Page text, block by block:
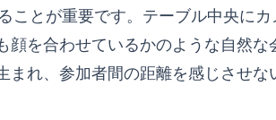
とが重要です。テーブル中央にカ
を合わせているかのような自然な
れ、参加者間の距離を感じさせな